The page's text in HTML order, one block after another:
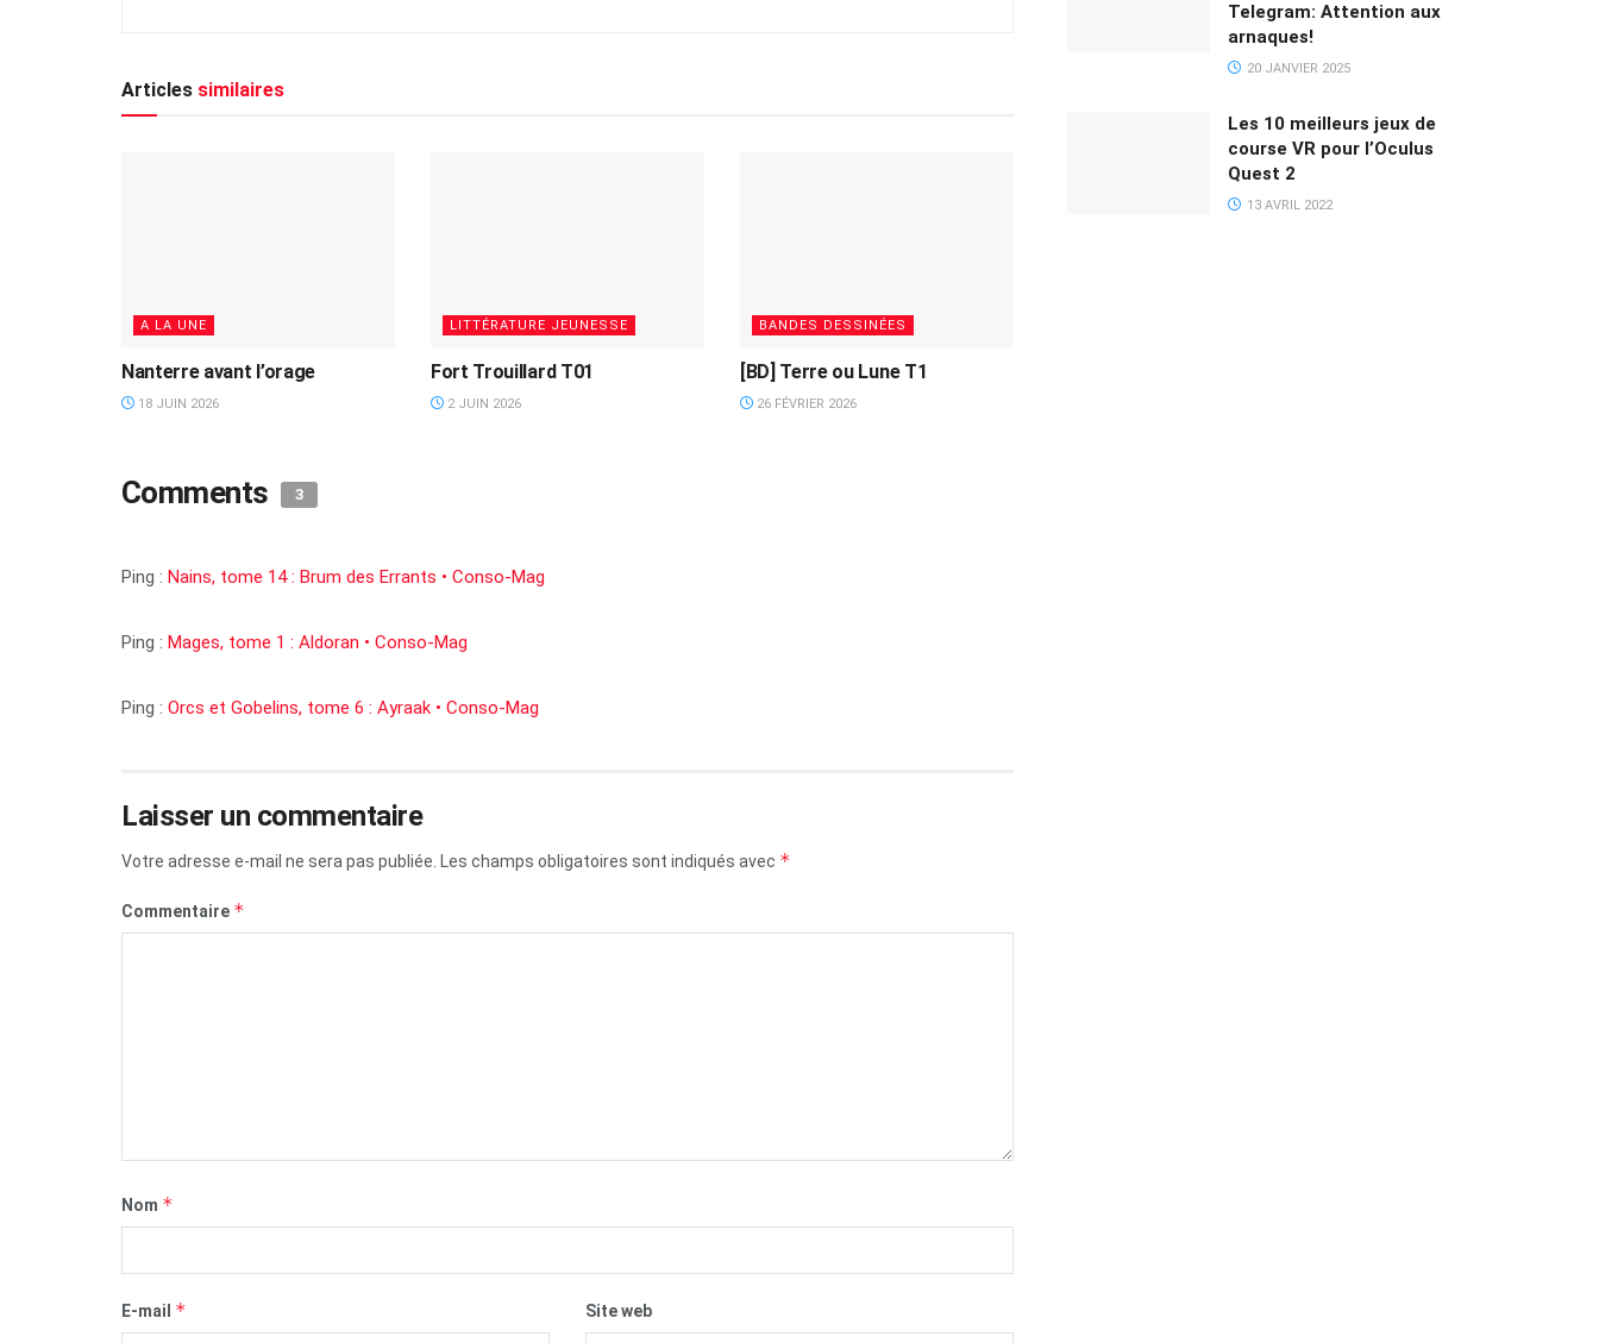
Articles similaires
A LA UNE
Nanterre avant l’orage
18 JUIN 2026
LITTÉRATURE JEUNESSE
Fort Trouillard T01
2 JUIN 2026
BANDES DESSINÉES
[BD] Terre ou Lune T1
26 FÉVRIER 2026
Comments 3
Ping : Nains, tome 14 : Brum des Errants • Conso-Mag
Ping : Mages, tome 1 : Aldoran • Conso-Mag
Ping : Orcs et Gobelins, tome 6 : Ayraak • Conso-Mag
Laisser un commentaire
Votre adresse e-mail ne sera pas publiée. Les champs obligatoires sont indiqués avec *
Commentaire *
Nom *
E-mail * Site web
Telegram: Attention aux
arnaques!
20 JANVIER 2025
Les 10 meilleurs jeux de
course VR pour l’Oculus
Quest 2
13 AVRIL 2022